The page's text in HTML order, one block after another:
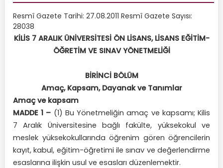
Resmî Gazete Tarihi: 27.08.2011 Resmî Gazete Sayısı:
28038
KİLİS 7 ARALIK ÜNİVERSİTESİ ÖN LİSANS, LİSANS EĞİTİM-
ÖĞRETİM VE SINAV YÖNETMELİĞİ
BİRİNCİ BÖLÜM
Amaç, Kapsam, Dayanak ve Tanımlar
Amaç ve kapsam
MADDE 1 – (1) Bu Yönetmeliğin amaç ve kapsamı; Kilis
7 Aralık Üniversitesine bağlı fakülte, yüksekokul ve
meslek yüksekokullarında öğrenim gören öğrencilerin
kayıt, kabul, eğitim-öğretimi ile sınav ve değerlendirme
esaslarına ilişkin usul ve esasları düzenlemektir.